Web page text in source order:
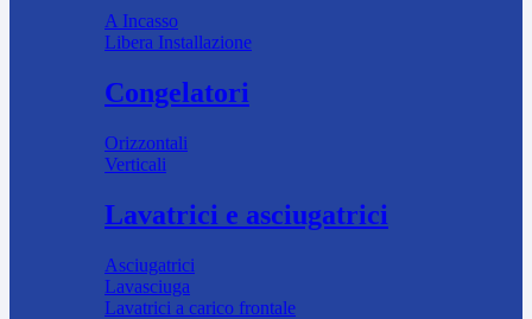
A Incasso
Libera Installazione
Congelatori
Orizzontali
Verticali
Lavatrici e asciugatrici
Asciugatrici
Lavasciuga
Lavatrici a carico frontale